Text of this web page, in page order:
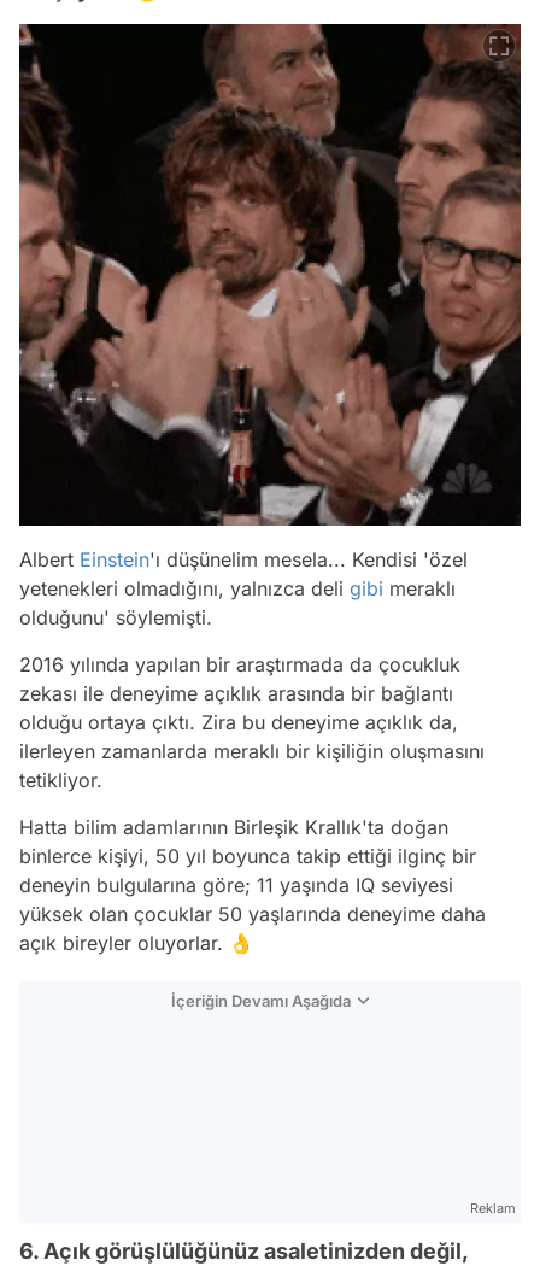
Albert Einstein'ı düşünelim mesela... Kendisi 'özel
yetenekleri olmadığını, yalnızca deli gibi meraklı
olduğunu' söylemişti.
2016 yılında yapılan bir araştırmada da çocukluk
zekası ile deneyime açıklık arasında bir bağlantı
olduğu ortaya çıktı. Zira bu deneyime açıklık da,
ilerleyen zamanlarda meraklı bir kişiliğin oluşmasını
tetikliyor.
Hatta bilim adamlarının Birleşik Krallık'ta doğan
binlerce kişiyi, 50 yıl boyunca takip ettiği ilginç bir
deneyin bulgularına göre; 11 yaşında IQ seviyesi
yüksek olan çocuklar 50 yaşlarında deneyime daha
açık bireyler oluyorlar. 👌
İçeriğin Devamı Aşağıda
Reklam
6. Açık görüşlülüğünüz asaletinizden değil,